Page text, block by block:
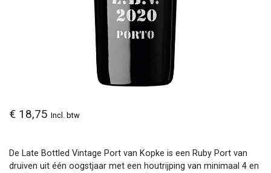
€ 18,75 Incl. btw
De Late Bottled Vintage Port van Kopke is een Ruby Port van
druiven uit één oogstjaar met een houtrijping van minimaal 4 en